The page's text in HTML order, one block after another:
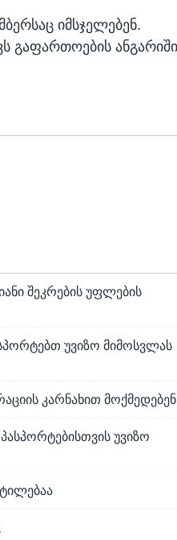
იმსჯელებენ.
გაფართოების
შეკრების უფლების
უვიზო მიმოსვლას
კარნახით მოქმედებენ
უვიზო